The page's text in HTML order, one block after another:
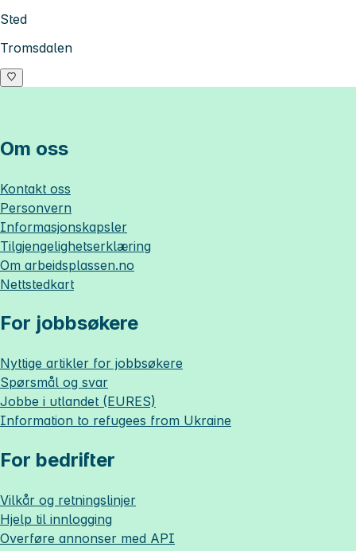
Sted
Tromsdalen
Om oss
Kontakt oss
Personvern
Informasjonskapsler
Tilgjengelighetserklæring
Om arbeidsplassen.no
Nettstedkart
For jobbsøkere
Nyttige artikler for jobbsøkere
Spørsmål og svar
Jobbe i utlandet (EURES)
Information to refugees from Ukraine
For bedrifter
Vilkår og retningslinjer
Hjelp til innlogging
Overføre annonser med API